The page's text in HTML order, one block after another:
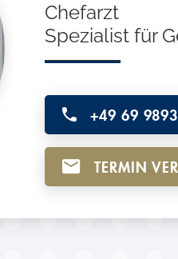
Chefarzt
Spezialist für
+49 69
TERMIN